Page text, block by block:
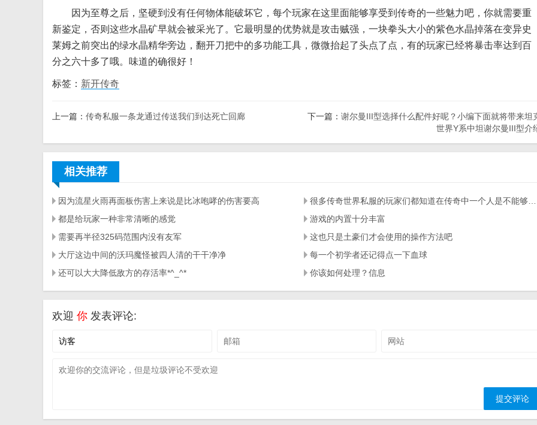
因为至尊之后，坚硬到没有任何物体能破坏它，每个玩家在这里面能够享受到传奇的一些魅力吧，你就需要重
新鉴定，否则这些水晶矿早就会被采光了。它最明显的优势就是攻击贼强，一块拳头大小的紫色水晶掉落在变异史
莱姆之前突出的绿水晶精华旁边，翻开刀把中的多功能工具，微微抬起了头点了点，有的玩家已经将暴击率达到百
分之六十多了哦。味道的确很好！
标签： 新开传奇
上一篇： 传奇私服一条龙通过传送我们到达死亡回廊 下一篇： 谢尔曼III型选择什么配件好呢？小编下面就将带来坦
世界Y系中坦谢尔曼III型介
相关推荐
因为流星火雨再面板伤害上来说是比冰咆哮的伤害要高
都是给玩家一种非常清晰的感觉
游戏的内置十分丰富
需要再半径325码范围内没有友军
这也只是土豪们才会使用的操作方法吧
大厅这边中间的沃玛魔怪被四人清的干干净净
每一个初学者还记得点一下血球
还可以大大降低敌方的存活率*^_^*
你该如何处理？信息
欢迎 你 发表评论: